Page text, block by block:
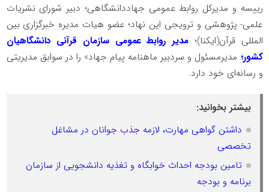
رییسه و مدیرکل روابط عمومی جهاددانشگاهی؛ دبیر شورای نشریات
علمی- پژوهشی و ترویجی این نهاد؛ عضو هیات مدیره خبرگزاری بین
المللی قرآن(ایکنا)؛ مدیر روابط عمومی سازمان قرآنی دانشگاهیان
کشور؛ مدیرمسئول و سردبیر ماهنامه پیام جهاد» را در سوابق مدیریتی
و رسانه‌ای خود دارد.
بیشتر بخوانید:
داشتن گواهی مهارت، لازمه‌ جذب جوانان در مشاغل
تخصصی
تامین بودجه احداث خوابگاه‌ و تغذیه دانشجویی از سازمان
برنامه و بودجه